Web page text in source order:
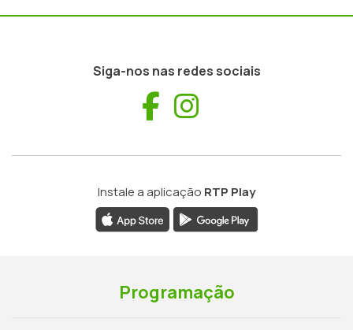
Siga-nos nas redes sociais
Facebook
Instale a aplicação RTP Play
Programação